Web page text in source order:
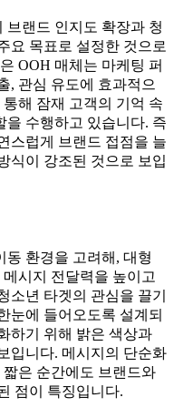
브랜드 인지도 확장과 청
요 목표로 설정한 것으로
OOH 매체는 마케팅 퍼
, 관심 유도에 효과적으
해 잠재 고객의 기억 속
을 수행하고 있습니다. 즉
스럽게 브랜드 접점을 늘
식이 강조된 것으로 보입
동 환경을 고려해, 대형
시지 전달력을 높이고
소년 타겟의 관심을 끌기
눈에 들어오도록 설계되
하기 위해 밝은 색상과
입니다. 메시지의 단순화
은 순간에도 브랜드와
점이 특징입니다.